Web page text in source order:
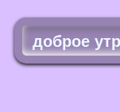
доброе